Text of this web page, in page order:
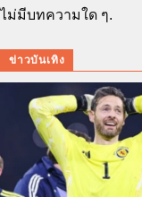
ไม่มีบทความใด ๆ.
ข่าวบันเทิง